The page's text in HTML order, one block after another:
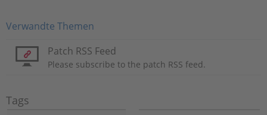
Verwandte Themen
Patch RSS Feed
Please subscribe to the patch RSS feed.
Tags